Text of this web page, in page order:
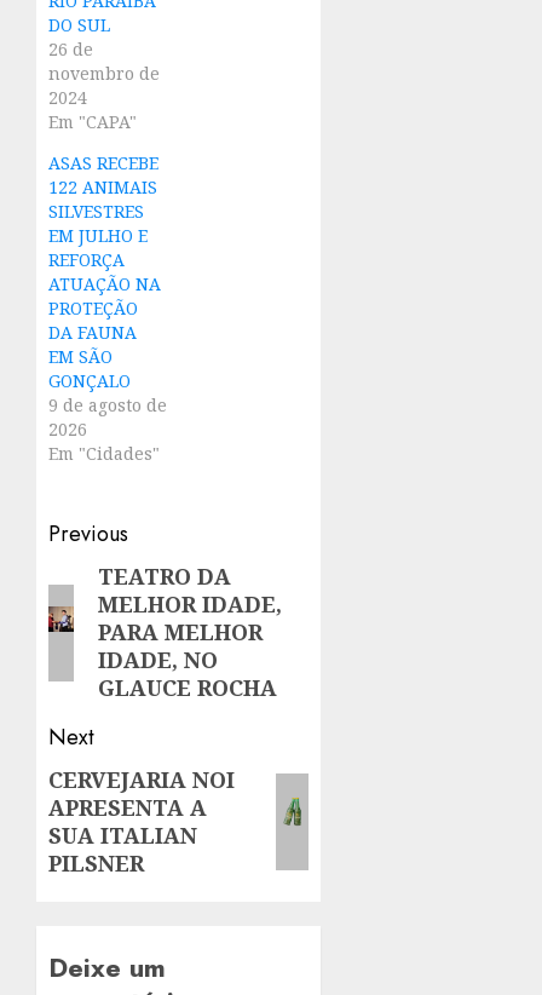
DO SUL
26 de
novembro de
2024
Em "CAPA"
ASAS RECEBE
122 ANIMAIS
SILVESTRES
EM JULHO E
REFORÇA
ATUAÇÃO NA
PROTEÇÃO
DA FAUNA
EM SÃO
GONÇALO
9 de agosto de
2026
Em "Cidades"
Post
navigation
Previous
Previous
post:
TEATRO DA
MELHOR IDADE,
PARA MELHOR
IDADE, NO
GLAUCE ROCHA
Next
Next
post:
CERVEJARIA NOI
APRESENTA A
SUA ITALIAN
PILSNER
Deixe um